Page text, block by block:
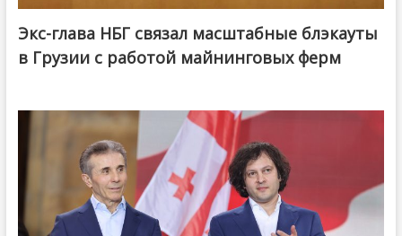
Экс-глава НБГ связал масштабные блэкауты
в Грузии с работой майнинговых ферм